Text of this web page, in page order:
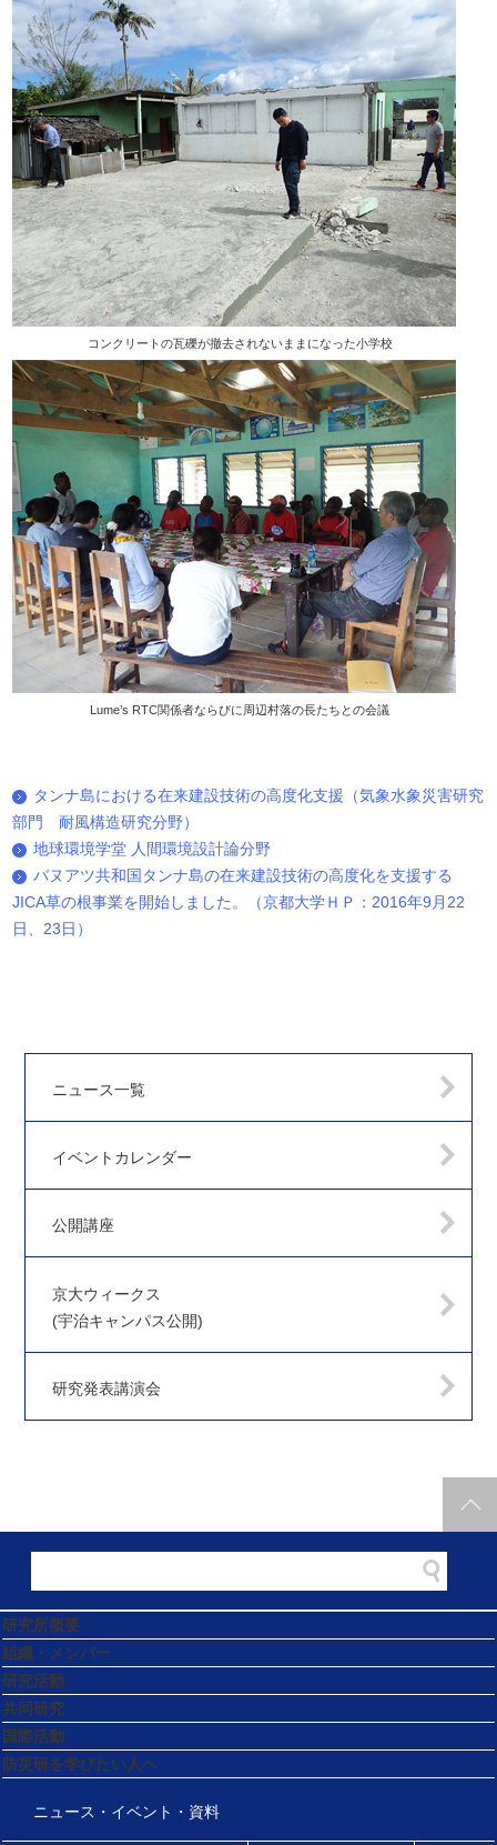
コンクリートの瓦礫が撤去されないままになった小学校
Lume’s RTC関係者ならびに周辺村落の長たちとの会議
タンナ島における在来建設技術の高度化支援（気象水象災害研究
部門 耐風構造研究分野）
地球環境学堂 人間環境設計論分野
バヌアツ共和国タンナ島の在来建設技術の高度化を支援する
JICA草の根事業を開始しました。（京都大学ＨＰ：2016年9月22
日、23日）
ニュース一覧
イベントカレンダー
公開講座
京大ウィークス
(宇治キャンパス公開)
研究発表講演会
研究所概要
組織・メンバー
研究活動
共同研究
国際活動
防災研を学びたい人へ
ニュース・イベント・資料